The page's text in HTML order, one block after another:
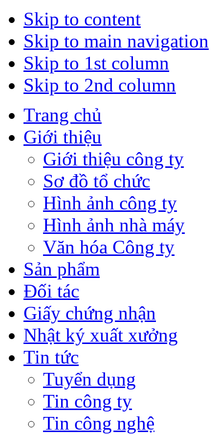
Skip to content
Skip to main navigation
Skip to 1st column
Skip to 2nd column
Trang chủ
Giới thiệu
Giới thiệu công ty
Sơ đồ tổ chức
Hình ảnh công ty
Hình ảnh nhà máy
Văn hóa Công ty
Sản phẩm
Đối tác
Giấy chứng nhận
Nhật ký xuất xưởng
Tin tức
Tuyển dụng
Tin công ty
Tin công nghệ